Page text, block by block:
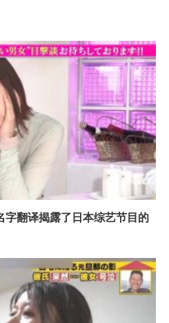
字翻译揭露了日本综艺节目的